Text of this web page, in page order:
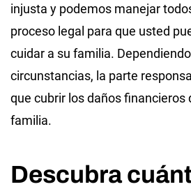
injusta y podemos manejar
proceso legal para que usted
cuidar a su familia.
circunstancias, la parte
que cubrir los daños financieros
familia.
Descubra